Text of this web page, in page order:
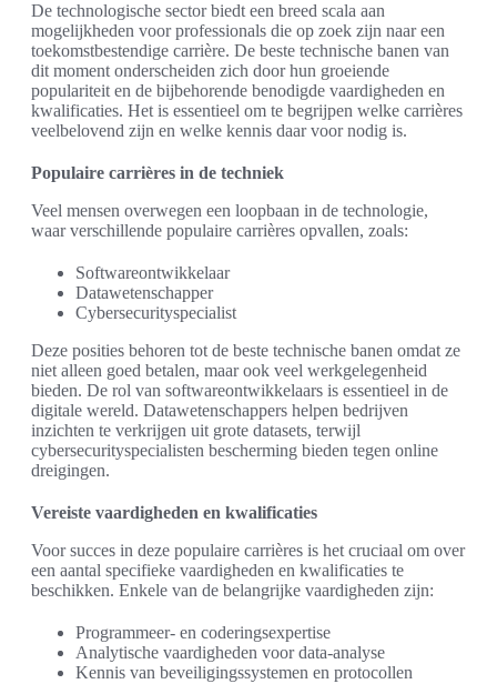
De technologische sector biedt een breed scala aan
mogelijkheden voor professionals die op zoek zijn naar een
toekomstbestendige carrière. De beste technische banen van
dit moment onderscheiden zich door hun groeiende
populariteit en de bijbehorende benodigde vaardigheden en
kwalificaties. Het is essentieel om te begrijpen welke carrières
veelbelovend zijn en welke kennis daar voor nodig is.
Populaire carrières in de techniek
Veel mensen overwegen een loopbaan in de technologie,
waar verschillende populaire carrières opvallen, zoals:
Softwareontwikkelaar
Datawetenschapper
Cybersecurityspecialist
Deze posities behoren tot de beste technische banen omdat ze
niet alleen goed betalen, maar ook veel werkgelegenheid
bieden. De rol van softwareontwikkelaars is essentieel in de
digitale wereld. Datawetenschappers helpen bedrijven
inzichten te verkrijgen uit grote datasets, terwijl
cybersecurityspecialisten bescherming bieden tegen online
dreigingen.
Vereiste vaardigheden en kwalificaties
Voor succes in deze populaire carrières is het cruciaal om over
een aantal specifieke vaardigheden en kwalificaties te
beschikken. Enkele van de belangrijke vaardigheden zijn:
Programmeer- en coderingsexpertise
Analytische vaardigheden voor data-analyse
Kennis van beveiligingssystemen en protocollen